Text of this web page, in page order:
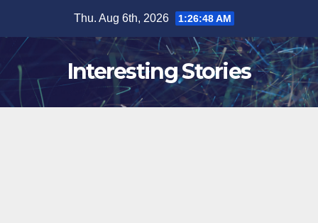
content
Thu. Aug 6th, 2026 1:26:49 AM
Interesting Stories